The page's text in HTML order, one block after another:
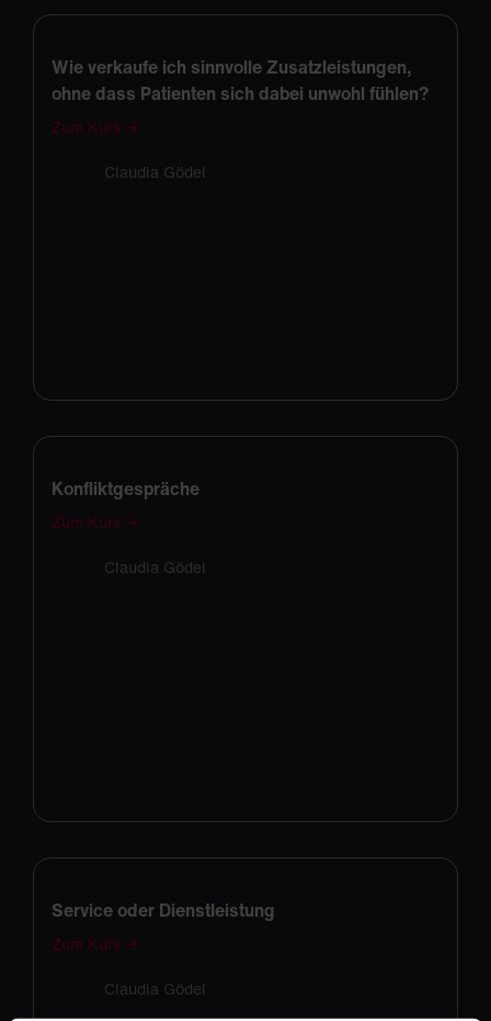
Wie verkaufe ich sinnvolle Zusatzleistungen,
ohne dass Patienten sich dabei unwohl fühlen?
Zum Kurs →
Claudia Gödel
Konfliktgespräche
Zum Kurs →
Claudia Gödel
Service oder Dienstleistung
Zum Kurs →
Claudia Gödel